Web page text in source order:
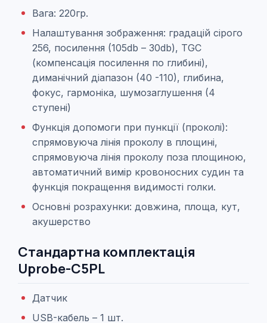
Вага: 220гр.
Налаштування зображення: градацій сірого
256, посилення (105db – 30db), TGC
(компенсація посилення по глибині),
диманічний діапазон (40 -110), глибина,
фокус, гармоніка, шумозаглушення (4
ступені)
Функція допомоги при пункції (проколі):
спрямовуюча лінія проколу в площині,
спрямовуюча лінія проколу поза площиною,
автоматичний вимір кровоносних судин та
функція покращення видимості голки.
Основні розрахунки: довжина, площа, кут,
акушерство
Стандартна комплектація
Uprobe-C5PL
Датчик
USB-кабель – 1 шт.